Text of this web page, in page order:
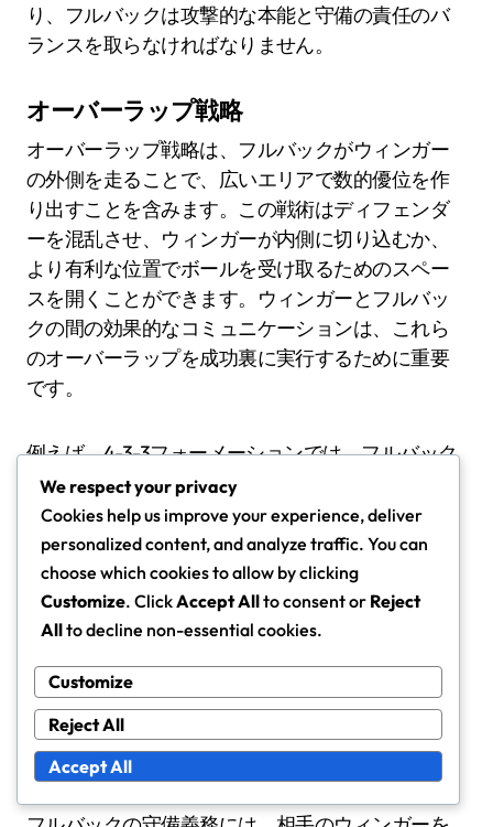
り、フルバックは攻撃的な本能と守備の責任のバ
ランスを取らなければなりません。
オーバーラップ戦略
オーバーラップ戦略は、フルバックがウィンガー
の外側を走ることで、広いエリアで数的優位を作
り出すことを含みます。この戦術はディフェンダ
ーを混乱させ、ウィンガーが内側に切り込むか、
より有利な位置でボールを受け取るためのスペー
スを開くことができます。ウィンガーとフルバッ
クの間の効果的なコミュニケーションは、これら
のオーバーラップを成功裏に実行するために重要
です。
例えば、4-3-3フォーメーションでは、フルバック
はウィンガーが内側に走る際にオーバーラップの
タイミングを合わせることができます。この協調
した動きは、危険なクロスの機会を生み出した
り、遅いディフェンダーに対してミスマッチを作
り出したりすることができます。しかし、タイミ
ングが悪いと、チームがカウンターアタックに対
して脆弱になる可能性があるため、選手は自分の
ポジショニングと全体のチーム形状に注意を払う
必要があります。
守備義務
We respect your privacy
Cookies help us improve your experience, deliver
personalized content, and analyze traffic. You can
choose which cookies to allow by clicking
Customize. ClickAccept Allto consent or Reject
Allto decline non-essential cookies.
Customize
Reject All
Accept All